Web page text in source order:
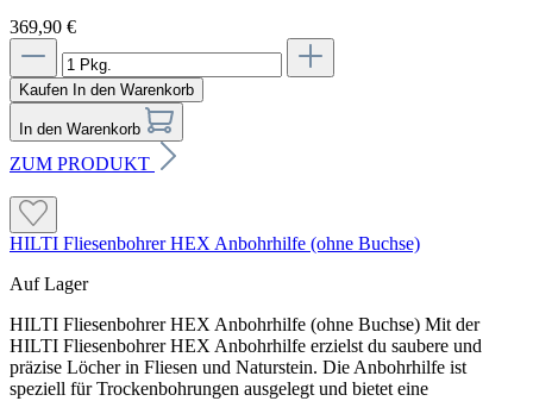
369,90 €
Kaufen In den Warenkorb
In den Warenkorb
ZUM PRODUKT
HILTI Fliesenbohrer HEX Anbohrhilfe (ohne Buchse)
Auf Lager
HILTI Fliesenbohrer HEX Anbohrhilfe (ohne Buchse) Mit der
HILTI Fliesenbohrer HEX Anbohrhilfe erzielst du saubere und
präzise Löcher in Fliesen und Naturstein. Die Anbohrhilfe ist
speziell für Trockenbohrungen ausgelegt und bietet eine